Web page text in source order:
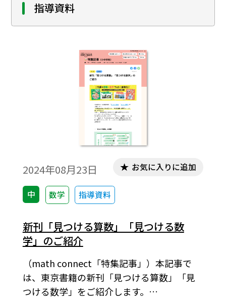
指導資料
2024年08月23日
中 数学 指導資料
お気に入りに追加
新刊「見つける算数」「見つける数
学」のご紹介
（math connect「特集記事」）本記事で
は、東京書籍の新刊「見つける算数」「見
つける数学」をご紹介します。